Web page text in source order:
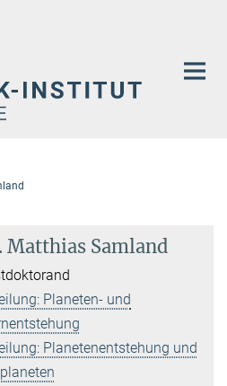
Matthias Samland
Planeten- und
Planetenentstehung und